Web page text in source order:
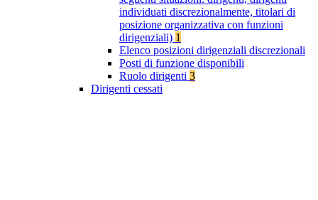
individuati discrezionalmente, titolari di
posizione organizzativa con funzioni
dirigenziali) 1
Elenco posizioni dirigenziali discrezionali
Posti di funzione disponibili
Ruolo dirigenti 3
Dirigenti cessati